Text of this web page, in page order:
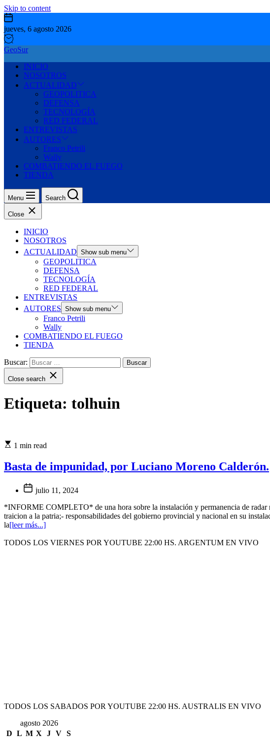
Skip to content
jueves, 6 agosto 2026
GeoSur
INICIO
NOSOTROS
ACTUALIDAD
GEOPOLITICA
DEFENSA
TECNOLOGÍA
RED FEDERAL
ENTREVISTAS
AUTORES
Franco Petrili
Wally
COMBATIENDO EL FUEGO
TIENDA
Menu Search
Close
INICIO
NOSOTROS
ACTUALIDAD Show sub menu
GEOPOLITICA
DEFENSA
TECNOLOGÍA
RED FEDERAL
ENTREVISTAS
AUTORES Show sub menu
Franco Petrili
Wally
COMBATIENDO EL FUEGO
TIENDA
Buscar:
Close search
Etiqueta: tolhuin
1 min read
Basta de impunidad, por Luciano Moreno Calderón.
julio 11, 2024
*INFORME COMPLETO* de una hora sobre la instalación y permanencia de radar
traicion a la patria;- responsabilidades del gobierno provincial y nacional en su
la[leer más...]
TODOS LOS VIERNES POR YOUTUBE 22:00 HS. ARGENTUM EN VIVO
TODOS LOS SABADOS POR YOUTUBE 22:00 HS. AUSTRALIS EN VIVO
agosto 2026
D L M X J V S